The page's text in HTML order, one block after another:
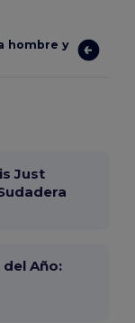
hombre y
Just
Año: